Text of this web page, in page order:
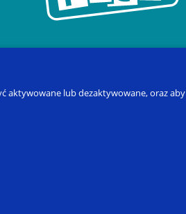
aktywowane lub dezaktywowane, oraz aby